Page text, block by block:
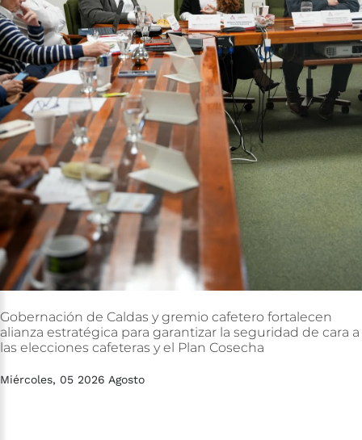
Gobernación de Caldas y gremio cafetero fortalecen
alianza estratégica para garantizar la seguridad de cara a
las elecciones cafeteras y el Plan Cosecha
Miércoles, 05 2026 Agosto